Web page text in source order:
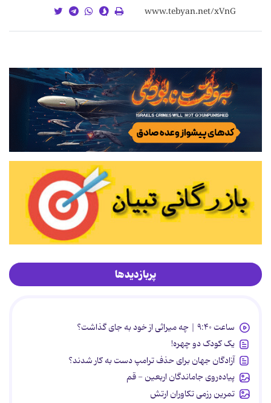
پربازدیدها
ساعت ۹:۴۰ | چه میراثی از خود به جای گذاشت؟
یک کودک دو چهره!
آزادگان جهان برای حذف ترامپ دست به کار شدند؟
پیاده‌روی جاماندگان اربعین - قم
تمرین رزمی تکاوران ارتش